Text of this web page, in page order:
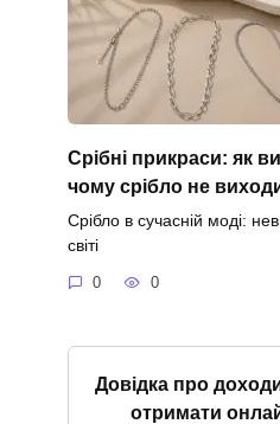
Срібні прикраси: як
чому срібло не
Срібло в сучасній моді:
світі
0 0
Довідка про
отримати